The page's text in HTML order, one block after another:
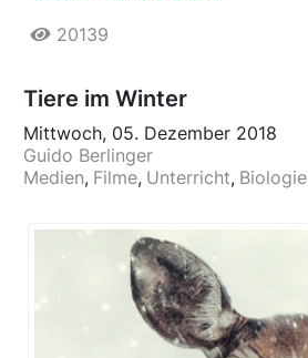
20139
Tiere im Winter
Mittwoch, 05. Dezember 2018
Guido Berlinger
Medien Filme Unterricht Biologie